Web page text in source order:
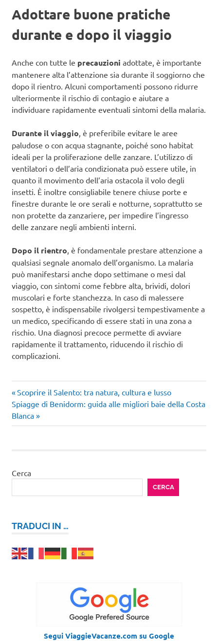
Adottare buone pratiche
durante e dopo il viaggio
Anche con tutte le precauzioni adottate, è importante
mantenere alta l’attenzione sia durante il soggiorno che
dopo il rientro. Alcuni comportamenti possono ridurre
ulteriormente il rischio di contagio e aiutare a
individuare rapidamente eventuali sintomi della malaria.
Durante il viaggio , è preferibile evitare le aree
paludose o con acqua stagnante, poiché sono habitat
ideali per la proliferazione delle zanzare. L’utilizzo di
ventilatori o dell’aria condizionata può essere utile, in
quanto il movimento dell’aria ostacola il volo degli
insetti. È inoltre consigliabile tenere chiuse porte e
finestre durante le ore serali e notturne, soprattutto se
non protette da zanzariere, per impedire l’ingresso
delle zanzare negli ambienti interni.
Dopo il rientro , è fondamentale prestare attenzione a
qualsiasi segnale anomalo dell’organismo. La malaria
può manifestarsi anche dopo settimane o mesi dal
viaggio, con sintomi come febbre alta, brividi, dolori
muscolari e forte stanchezza. In caso di malessere
sospetto, è indispensabile rivolgersi tempestivamente a
un medico, specificando di essere stati in una zona a
rischio. Una diagnosi precoce permette di avviare
rapidamente il trattamento, riducendo il rischio di
complicazioni.
Navigazione
articoli
Articolo
precedente:
Scoprire il Salento: tra natura, cultura e lusso
Articolo
successivo:
Spiagge di Benidorm: guida alle migliori baie della Costa
Blanca
Cerca
CERCA
TRADUCI IN …
Segui ViaggieVacanze.com su Google